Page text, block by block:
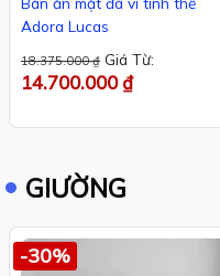
Adora Lucas
18.375.000₫ Giá Từ:
14.700.000₫
GIƯỜNG
-30%